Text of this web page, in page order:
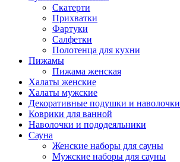
Скатерти
Прихватки
Фартуки
Салфетки
Полотенца для кухни
Пижамы
Пижама женская
Халаты женские
Халаты мужские
Декоративные подушки и наволочки
Коврики для ванной
Наволочки и пододеяльники
Сауна
Женские наборы для сауны
Мужские наборы для сауны